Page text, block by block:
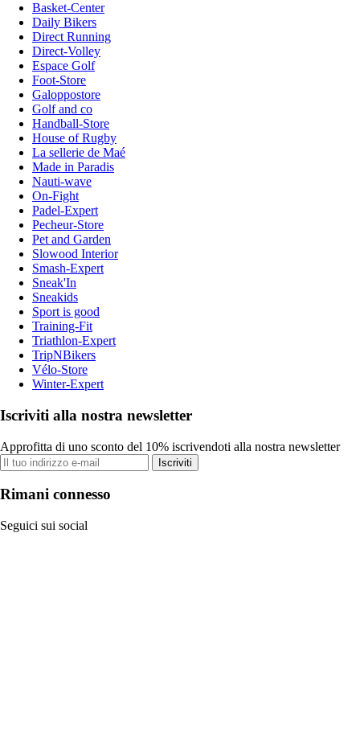
Basket-Center
Daily Bikers
Direct Running
Direct-Volley
Espace Golf
Foot-Store
Galoppostore
Golf and co
Handball-Store
House of Rugby
La sellerie de Maé
Made in Paradis
Nauti-wave
On-Fight
Padel-Expert
Pecheur-Store
Pet and Garden
Slowood Interior
Smash-Expert
Sneak'In
Sneakids
Sport is good
Training-Fit
Triathlon-Expert
TripNBikers
Vélo-Store
Winter-Expert
Iscriviti alla nostra newsletter
Approfitta di uno sconto del 10% iscrivendoti alla nostra newsletter
Iscriviti
Rimani connesso
Seguici sui social